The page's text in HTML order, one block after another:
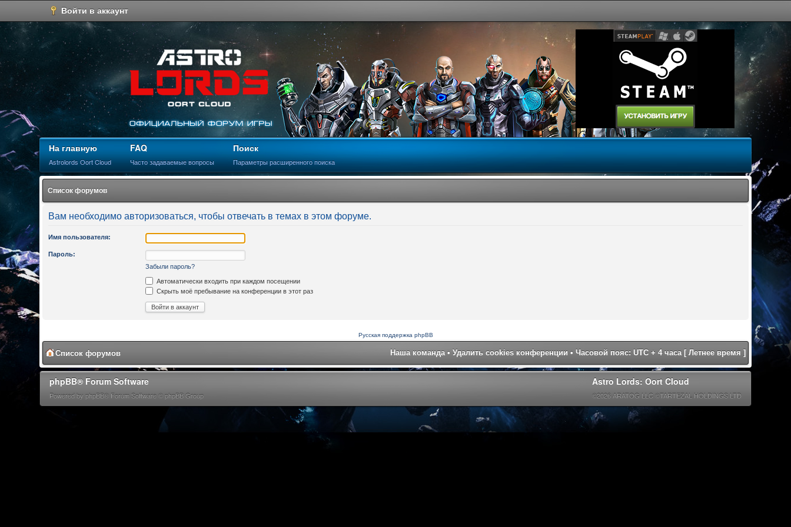
Войти в аккаунт
На главную
Astrolords Oort Cloud
FAQ
Часто задаваемые вопросы
Поиск
Параметры расширенного поиска
Список форумов
Вам необходимо авторизоваться, чтобы отвечать в темах в этом форуме.
Имя пользователя:
Пароль:
Забыли пароль?
Автоматически входить при каждом посещении
Скрыть моё пребывание на конференции в этот раз
Русская поддержка phpBB
Список форумов Наша команда• Удалить cookies конференции • Часовой пояс: UTC + 4 часа [ Летнее время ]
phpBB® Forum Software
Powered by phpBB® Forum Software © phpBB Group
Astro Lords: Oort Cloud
©2026 ARATOG LLC ©TARTEZAL HOLDINGS LTD